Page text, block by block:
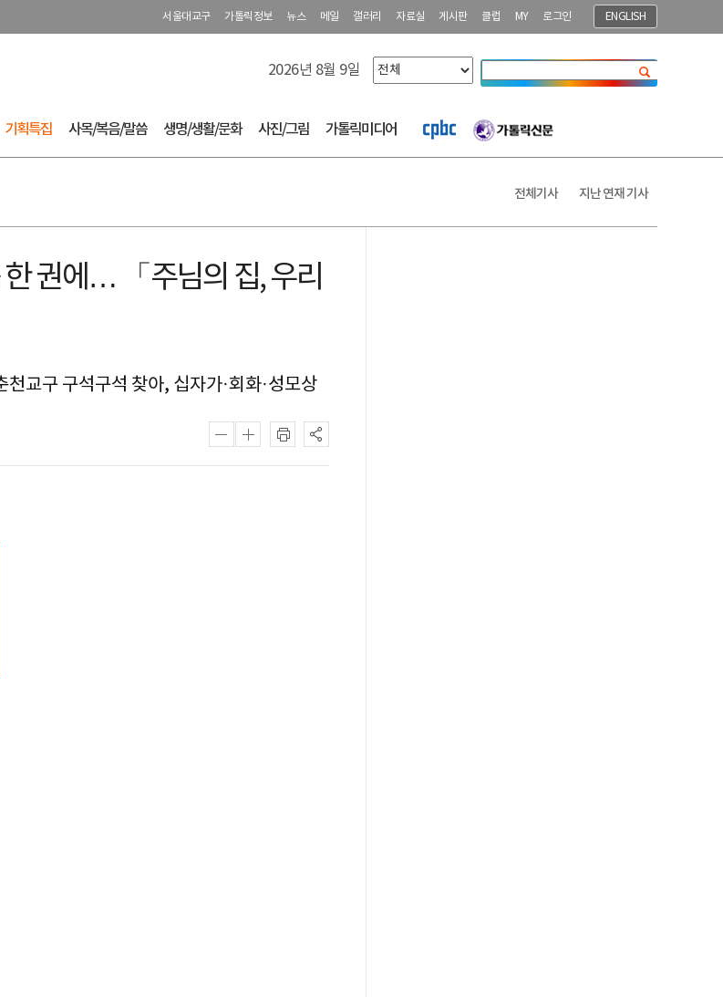
서울대교구 가톨릭정보 뉴스 메일 갤러리 자료실 게시판 클럽 MY 로그인 ENGLISH
2026년 8월 9일
기획특집 사목/복음/말씀 생명/생활/문화 사진/그림 가톨릭미디어
전체기사 지난 연재 기사
권에… 「주님의 집, 우리
교구 구석구석 찾아, 십자가·회화·성모상